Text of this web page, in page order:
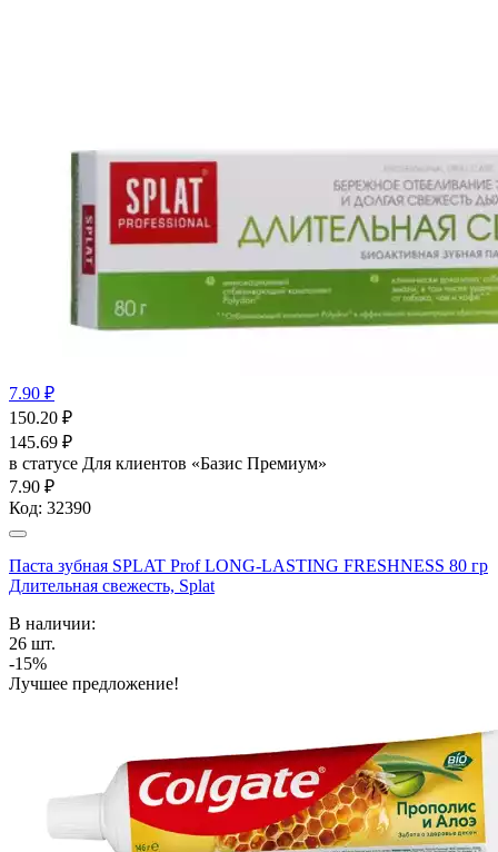
7.90 ₽
150.20 ₽
145.69 ₽
в статусе Для клиентов «Базис Премиум»
7.90 ₽
Код: 32390
Паста зубная SPLAT Prof LONG-LASTING FRESHNESS 80 гр
Длительная свежесть, Splat
В наличии:
26 шт.
-15%
Лучшее предложение!